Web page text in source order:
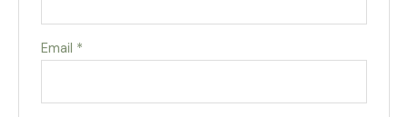
Email *